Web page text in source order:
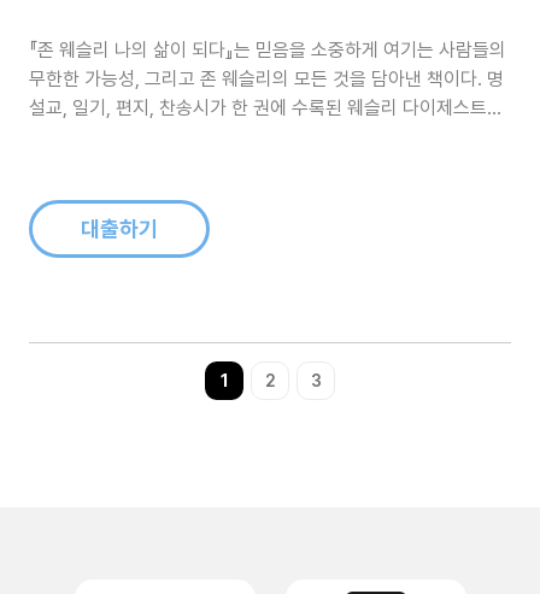
『존 웨슬리 나의 삶이 되다』는 믿음을 소중하게 여기는 사람들의
무한한 가능성, 그리고 존 웨슬리의 모든 것을 담아낸 책이다. 명
설교, 일기, 편지, 찬송시가 한 권에 수록된 웨슬리 다이제스트로,
대출하기
1 2 3